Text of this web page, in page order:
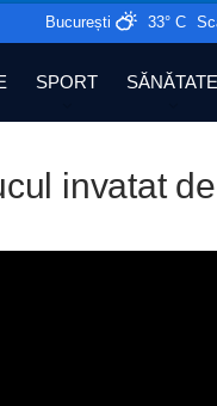
București 33° C
SPORT SĂNĂTATE
invatat